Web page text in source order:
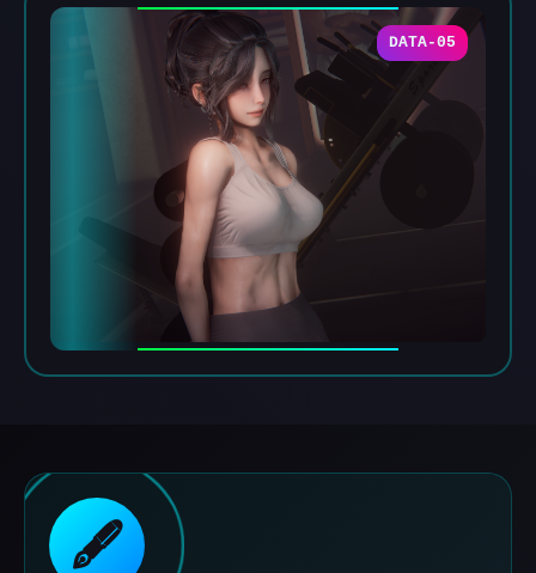
DATA-05
🖋️